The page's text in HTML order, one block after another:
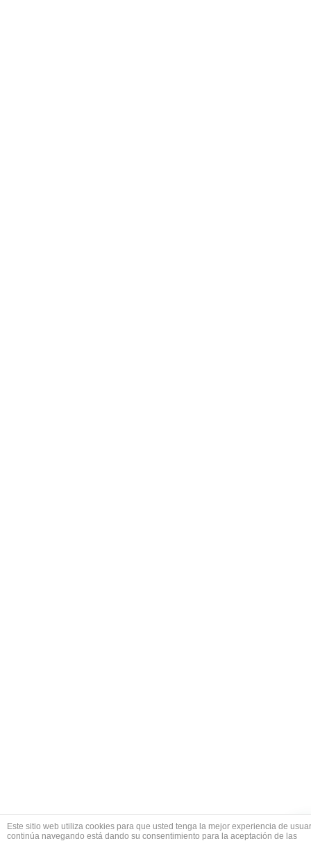
Este sitio web utiliza cookies para que usted tenga la mejor experiencia de
continúa navegando está dando su consentimiento para la aceptación de las